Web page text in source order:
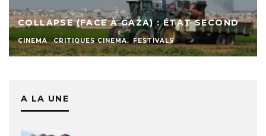
COLLAPSE (FACE À GAZA) : ÉTAT SECOND
CINEMA CRITIQUES CINEMA FESTIVALS
A LA UNE